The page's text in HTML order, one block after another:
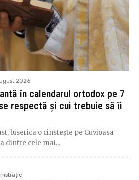
2026
în calendarul ortodox pe 7
respectă și cui trebuie să îi
biserica o cinstește pe Cuvioasa
dintre cele mai...